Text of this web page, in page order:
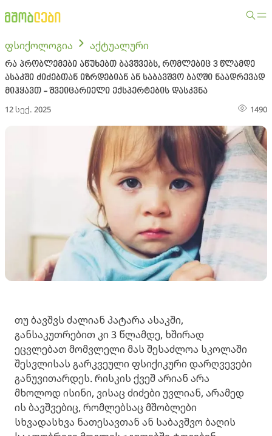
ფსიქოლოგია აქტუალური
რა პრობლემები აწუხებთ ბავშვებს, რომლებიც 3 წლამდე
ასაკში ძიძებთან იზრდებიან ან საბავშვო ბაღში ნაადრევად
მიჰყავთ - შვეიცარიელი ექსპერტების დასკვნა
12 სექ. 2025 1490
თუ ბავშვს ძალიან პატარა ასაკში,
განსაკუთრებით კი 3 წლამდე, ხშირად
ეცვლებათ მომვლელი მას შესაძლოა სკოლაში
შესვლისას გარკვეული ფსიქიკური დარღვევები
განუვითარდეს. რისკის ქვეშ არიან არა
მხოლოდ ისინი, ვისაც ძიძები უვლიან, არამედ
ის ბავშვებიც, რომლებსაც მშობლები
სხვადასხვა ნათესავთან ან საბავშვო ბაღის